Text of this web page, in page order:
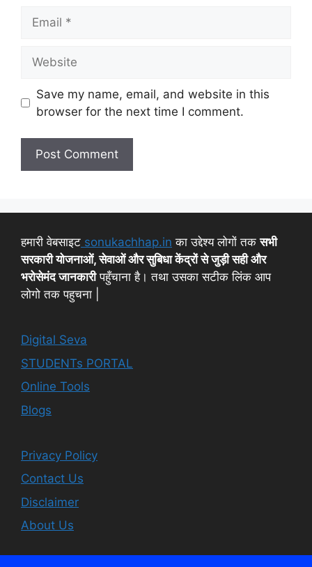
Save my name, email, and website in this
browser for the next time I comment.
हमारी वेबसाइट sonukachhap.in का उद्देश्य लोगों तकसभी
सरकारी योजनाओं, सेवाओं और सुबिधा केंद्रों से जुड़ी सही और
भरोसेमंद जानकारीपहुँचाना है। तथा उसका सटीक लिंक आप
लोगो तक पहुचना |
Digital Seva
STUDENTs PORTAL
Online Tools
Blogs
Privacy Policy
Contact Us
Disclaimer
About Us